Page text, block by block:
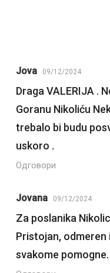
Jova 09/12/2024
Draga VALERIJA .
Goranu Nikoliću
trebalo bi budu
uskoro .
Одговори
Jovana 09/12/2024
Za poslanika
Pristojan, odmeren
svakome